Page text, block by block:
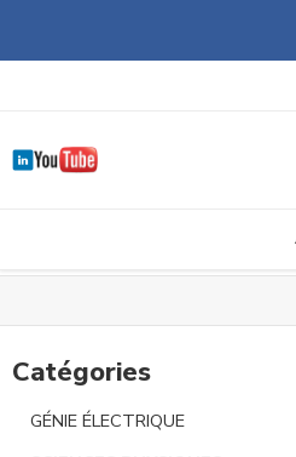
Catégories
GÉNIE ÉLECTRIQUE